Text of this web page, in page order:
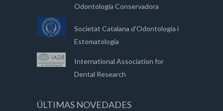
Odontología Conservadora
Societat Catalana d’Odontologia i
Estomatologia
International Association for
Dental Research
ÚLTIMAS NOVEDADES